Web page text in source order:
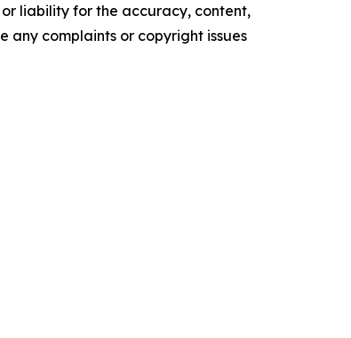
liability for the accuracy, content,
any complaints or copyright issues